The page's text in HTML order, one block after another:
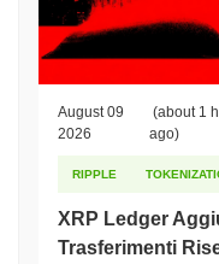
August 09
2026
(about 1
ago)
RIPPLE
XRP Ledger
Trasferimenti